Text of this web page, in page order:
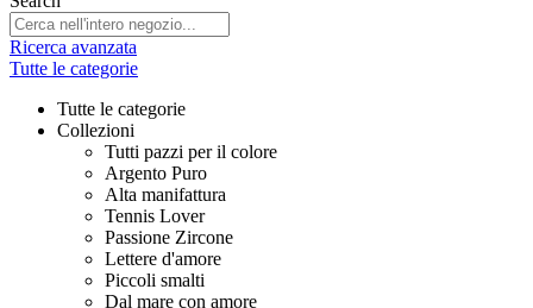
Ricerca avanzata
Tutte le categorie
Tutte le categorie
Collezioni
Tutti pazzi per il colore
Argento Puro
Alta manifattura
Tennis Lover
Passione Zircone
Lettere d'amore
Piccoli smalti
Dal mare con amore